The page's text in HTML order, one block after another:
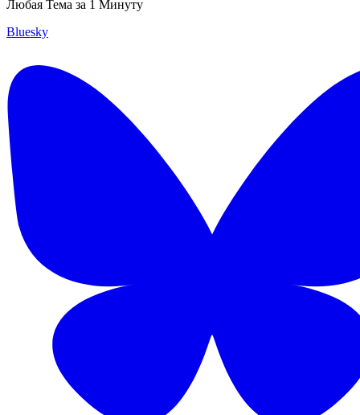
Любая Тема за 1 Минуту
Bluesky